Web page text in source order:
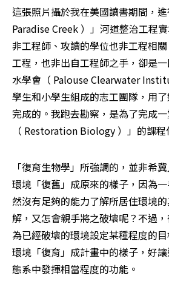
這張照片攝於我在美國讀書期間，
Paradise Creek ）」河道整治工程
非工程師、攻讀的學位也非工程相
工程，也非出自工程師之手，卻是
水學會（ Palouse Clearwater
學生和小學生組成的志工團隊，用
完成的。我跑去勘察，是為了完成
（ Restoration Biology ）」的課程
「復育生物學」所強調的，並非希
環境「復舊」成原來的樣子，因為
然沒有足夠的能力了解所居住環境
解，又怎會親手將之破壞呢？不過
為已經破壞的環境設定某種程度的
環境「復育」成計畫中的樣子，好
態系中發揮相當程度的功能。